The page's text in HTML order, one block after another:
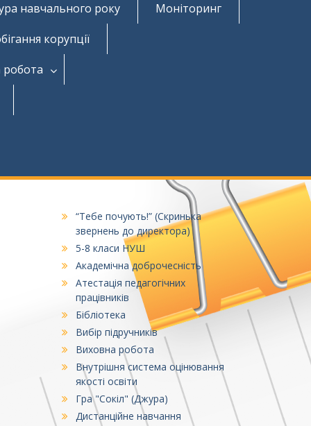
навчального року
Моніторинг
корупції
“Тебе почують!” (Скринька
звернень до директора)
5-8 класи НУШ
Академічна доброчесність
Атестація педагогічних
працівників
Бібліотека
Вибір підручників
Виховна робота
Внутрішня система оцінювання
якості освіти
Гра "Сокіл" (Джура)
Дистанційне навчання